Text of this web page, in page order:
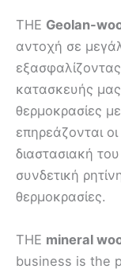
THE Geolan-
αντοχή σε
κατασκευής
θερμοκρασίες
επηρεάζονται
διαστασιακή
συνδετική
θερμοκρασίες.
THE mineral
business is the